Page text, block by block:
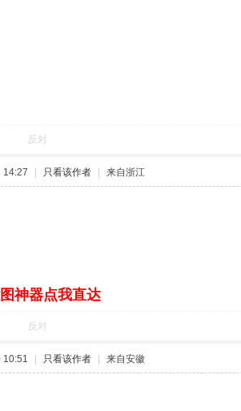
反对
14:27 只看该作者 来自浙江
神器点我直达
反对
10:51 只看该作者 来自安徽